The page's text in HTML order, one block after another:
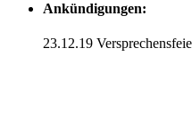
Ankündigungen:
23.12.19